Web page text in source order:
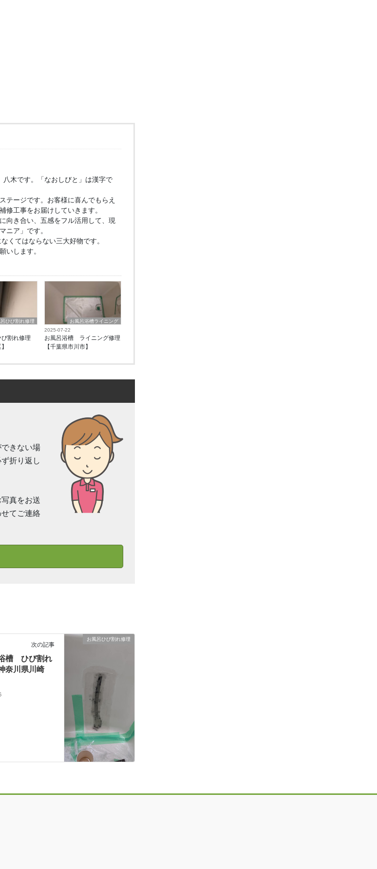
八木です。「なおしびと」は漢字で
テージです。お客様に喜んでもらえ
修工事をお届けしていきます。
向き合い、五感をフル活用して、現
ニア」です。
くてはならない三大好物です。
いします。
ひび割れ修理
割れ修理
お風呂浴槽ライニング
2025-07-22
お風呂浴槽 ライニング修理
【千葉県市川市】
きない場
折り返し
真をお送
てご連絡
お風呂ひび割れ修理
次の記事
槽 ひび割れ
奈川県川崎